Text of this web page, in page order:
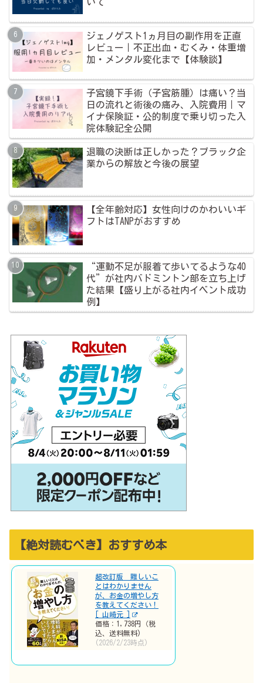
いて
ジェノゲスト1ヵ月目の副作用を正直
レビュー｜不正出血・むくみ・体重増
加・メンタル変化まで【体験談】
子宮鏡下手術（子宮筋腫）は痛い？当
日の流れと術後の痛み、入院費用｜マ
イナ保険証・公的制度で乗り切った入
院体験記全公開
退職の決断は正しかった？ブラック企
業からの解放と今後の展望
【全年齢対応】女性向けのかわいいギ
フトはTANPがおすすめ
“運動不足が服着て歩いてるような40
代”が社内バドミントン部を立ち上げ
た結果【盛り上がる社内イベント成功
例】
【絶対読むべき】おすすめ本
超改訂版 難しいこ
とはわかりません
が、お金の増やし方
を教えてください！
[ 山崎元 ]
価格：1,738円（税
込、送料無料)
(2026/2/23時点)